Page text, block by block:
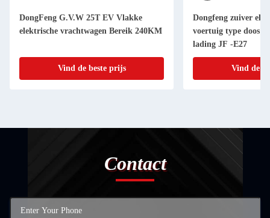
DongFeng G.V.W 25T EV Vlakke
elektrische vrachtwagen Bereik 240KM
Vind de beste prijs
Dongfeng zuiver
voertuig type doos
lading JF -E27
Vind de
Contact